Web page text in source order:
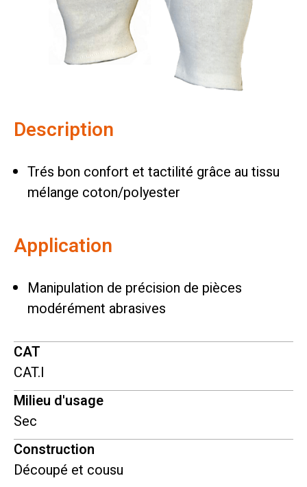
Description
Trés bon confort et tactilité grâce au tissu
mélange coton/polyester
Application
Manipulation de précision de pièces
modérément abrasives
CAT
CAT.I
Milieu d'usage
Sec
Construction
Découpé et cousu